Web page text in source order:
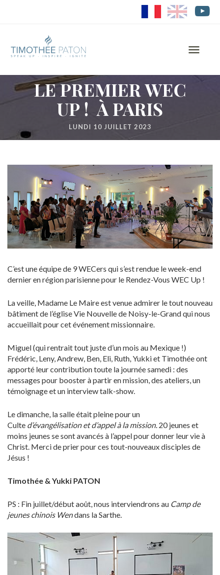
EN
Toggle
LE PREMIER WEC
UP ! À PARIS
LUNDI 10 JUILLET 2023
C’est une équipe de 9 WECers qui s’est rendue le week-end
dernier en région parisienne pour le Rendez-Vous WEC Up !
La veille, Madame Le Maire est venue admirer le tout nouveau
bâtiment de l’église Vie Nouvelle de Noisy-le-Grand qui nous
accueillait pour cet événement missionnaire.
Miguel (qui rentrait tout juste d’un mois au Mexique !)
Frédéric, Leny, Andrew, Ben, Eli, Ruth, Yukki et Timothée ont
apporté leur contribution toute la journée samedi : des
messages pour booster à partir en mission, des ateliers, un
témoignage et un interview talk-show.
Le dimanche, la salle était pleine pour un
Culte d’évangélisation et d’appel à la mission. 20 jeunes et
moins jeunes se sont avancés à l’appel pour donner leur vie à
Christ. Merci de prier pour ces tout-nouveaux disciples de
Jésus !
Timothée & Yukki PATON
PS : Fin juillet/début août, nous interviendrons au Camp de
jeunes chinois Wendans la Sarthe.